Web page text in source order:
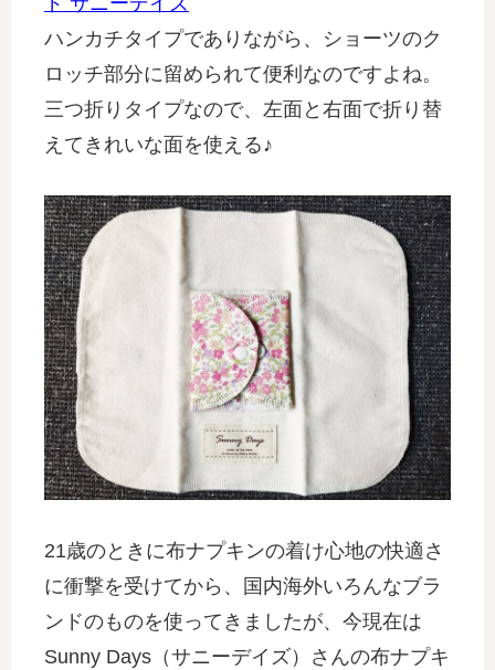
ハンカチタイプでありながら、ショーツのク
ロッチ部分に留められて便利なのですよね。
三つ折りタイプなので、左面と右面で折り替
えてきれいな面を使える♪
21歳のときに布ナプキンの着け心地の快適さ
に衝撃を受けてから、国内海外いろんなブラ
ンドのものを使ってきましたが、今現在は
Sunny Days（サニーデイズ）さんの布ナプキ